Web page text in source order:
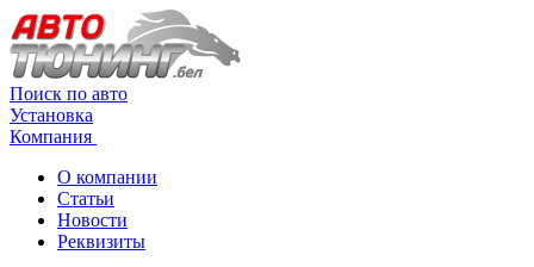
Поиск по авто
Установка
Компания
О компании
Статьи
Новости
Реквизиты